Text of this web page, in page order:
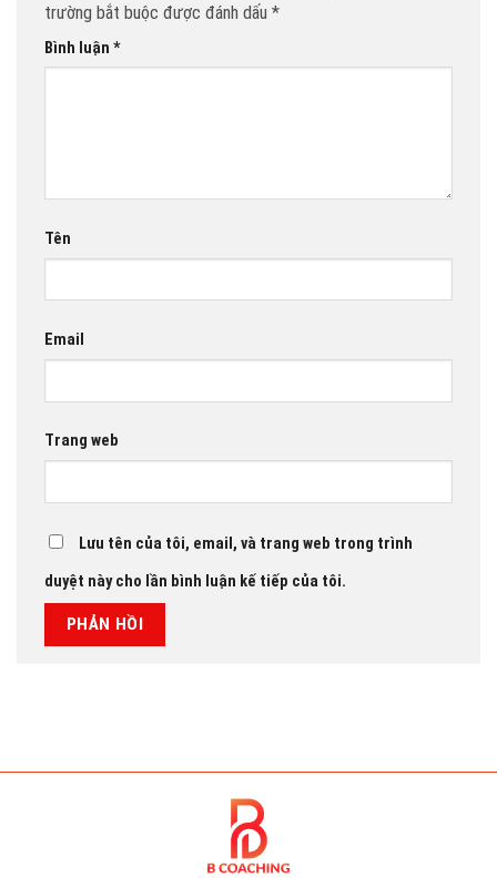
trường bắt buộc được đánh dấu *
Bình luận *
Tên
Email
Trang web
Lưu tên của tôi, email, và trang web trong trình
duyệt này cho lần bình luận kế tiếp của tôi.